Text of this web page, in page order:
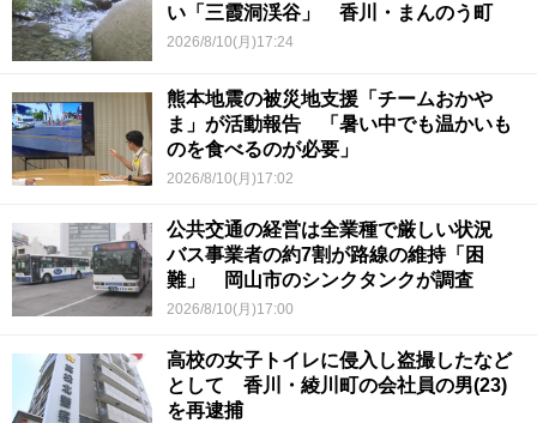
い「三霞洞渓谷」 香川・まんのう町
2026/8/10(月)17:24
熊本地震の被災地支援「チームおかや
ま」が活動報告 「暑い中でも温かいも
のを食べるのが必要」
2026/8/10(月)17:02
公共交通の経営は全業種で厳しい状況
バス事業者の約7割が路線の維持「困
難」 岡山市のシンクタンクが調査
2026/8/10(月)17:00
高校の女子トイレに侵入し盗撮したなど
として 香川・綾川町の会社員の男(23)
を再逮捕